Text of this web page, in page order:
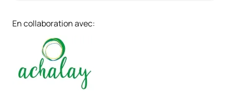
En collaboration avec: